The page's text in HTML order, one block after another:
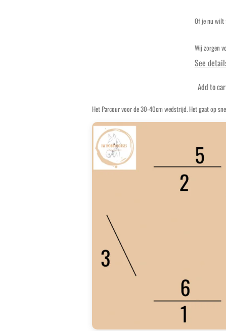
Of je nu wilt
Wij zorgen
See
Add to
Het Parcour voor de 30-40cm wedstrijd. Het gaat op